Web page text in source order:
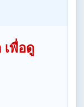
พื่อดู